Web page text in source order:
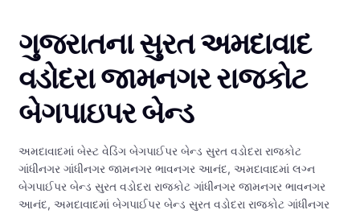
ગુજરાતના સુરત અમદાવાદ
વડોદરા જામનગર રાજકોટ
બેગપાઇપર બેન્ડ
અમદાવાદમાં બેસ્ટ વેડિંગ બેગપાઈપર બેન્ડ સુરત વડોદરા રાજકોટ
ગાંધીનગર ગાંધીનગર જામનગર ભાવનગર આનંદ, અમદાવાદમાં લગ્ન
બેગપાઈપર બેન્ડ સુરત વડોદરા રાજકોટ ગાંધીનગર જામનગર ભાવનગર
આનંદ, અમદાવાદમાં બેગપાઈપર બેન્ડ સુરત વડોદરા રાજકોટ ગાંધીનગર